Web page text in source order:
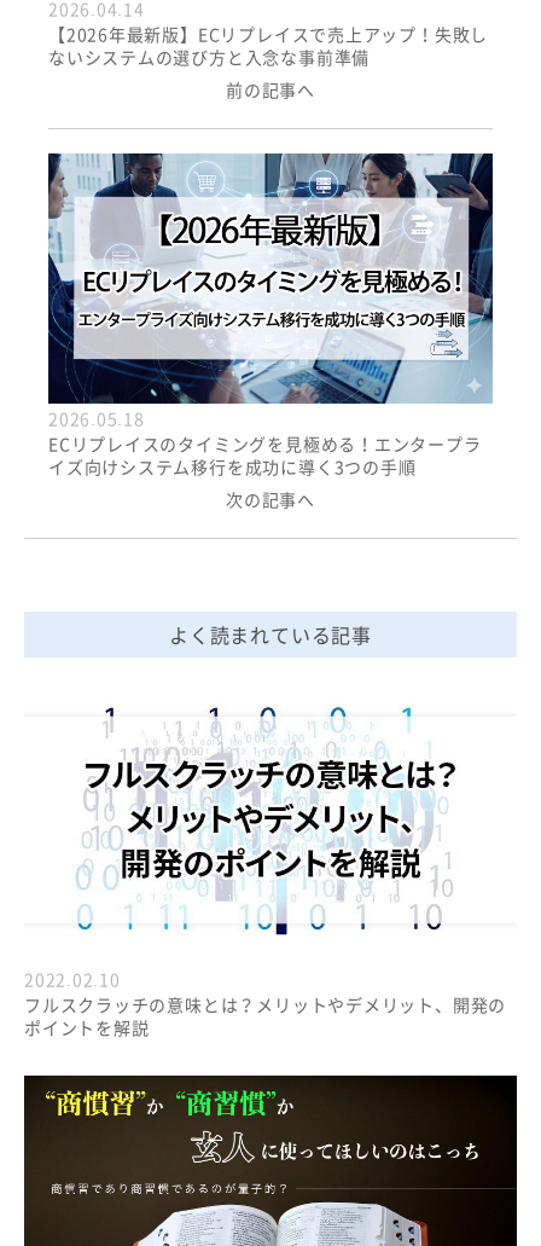
2026.04.14
【2026年最新版】ECリプレイスで売上アップ！失敗し
ないシステムの選び方と入念な事前準備
前の記事へ
2026.05.18
ECリプレイスのタイミングを見極める！エンタープラ
イズ向けシステム移行を成功に導く3つの手順
次の記事へ
よく読まれている記事
2022.02.10
フルスクラッチの意味とは？メリットやデメリット、開発の
ポイントを解説